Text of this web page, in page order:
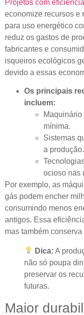
Projetos com
economize recursos e
para uso energético
reduz os gastos de
fabricantes e
isqueiros ecológicos
devido a essas
Os principais
incluem:
mínima.
Sistemas
a produção.
ocioso nas
Por exemplo, as
gás podem encher
consumindo menos
antigos. Essa
mas também
Dica: A
não só poupa
preservar os
futuras.
Maior